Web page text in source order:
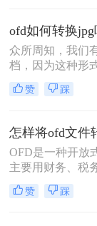
这种文档的话，
税务ofd怎么转换
你。
众所周知，我们
档，因为这种形
高。但是这种形
辑和修改，只有
然不知道ofd到底
个软件好用。小
试试吧。
赞 踩
OFD是一种开放
主要用财务、税
交换和存储。但
件转换成图片格
赞 踩